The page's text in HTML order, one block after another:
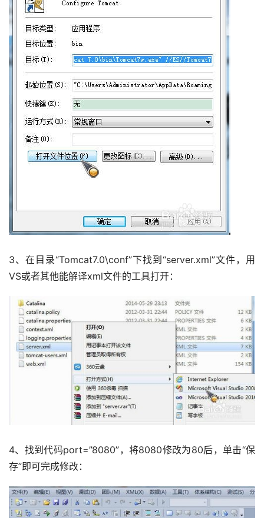
3、在目录“Tomcat7.0\conf”下找到“server.xml”文件，用
VS或者其他能解译xml文件的工具打开：
4、找到代码port=”8080”，将8080修改为80后，单击“保
存”即可完成修改：